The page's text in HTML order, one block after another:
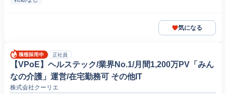
気になる
正社員
【VPoE】ヘルステック/業界No.1/月間1,200万PV「みん
なの介護」運営/在宅勤務可 その他IT
株式会社クーリエ